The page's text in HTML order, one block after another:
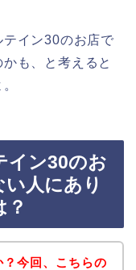
イン30のお店で
も、と考えると
イン30のお
人にあり
？
今回、こちらの